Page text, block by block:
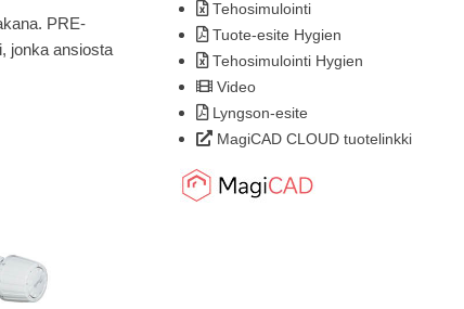
PRE-
jonka ansiosta
Tehosimulointi
Tuote-esite Hygien
Tehosimulointi Hygien
Video
Lyngson-esite
MagiCAD CLOUD tuotelinkki